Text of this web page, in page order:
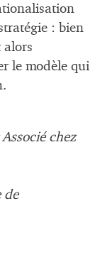
: bien
alors
le modèle qui
chez
de